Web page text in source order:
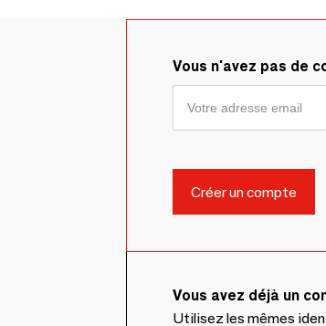
Vous n'avez pas de
Vous avez déjà un
Utilisez les mêmes